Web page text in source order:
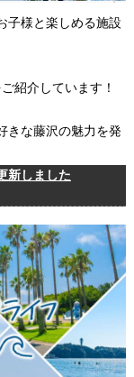
新しました
子様と楽しめる施設
紹介しています！
きな藤沢の魅力を発